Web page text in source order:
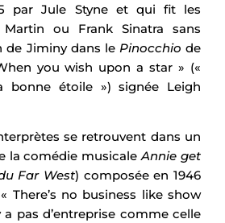
par Jule Styne et qui fit les
ou Frank Sinatra sans
de Jiminy dans le Pinocchio de
you wish upon a star » («
bonne étoile ») signée Leigh
se retrouvent dans un
la comédie musicaleAnnie get
Far West) composée en 1946
There’s no business like show
a pas d’entreprise comme celle